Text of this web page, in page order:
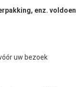
enz. voldoen
uw bezoek